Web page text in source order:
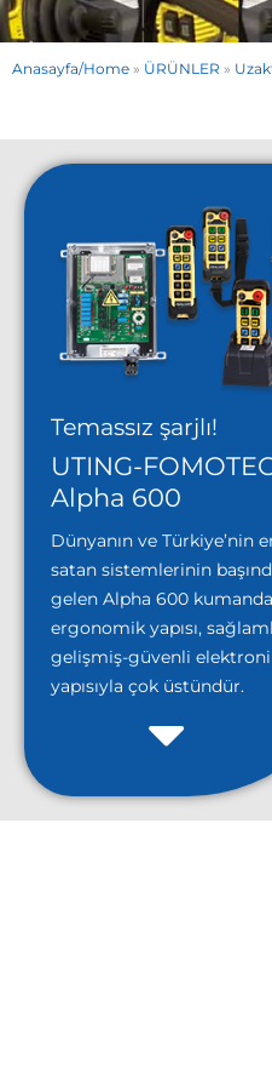
Anasayfa/Home » ÜRÜNLER »
Temassız şarjlı!
UTING-
Alpha 600
Dünyanın ve Türkiye’nin
satan sistemlerinin
gelen Alpha 600
ergonomik yapısı,
gelişmiş-güvenli
yapısıyla çok üstündür.